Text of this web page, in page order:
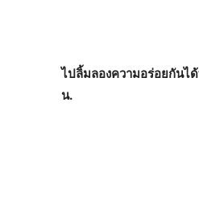
ไปลิ้มลองความอร่อยกันไ
น.